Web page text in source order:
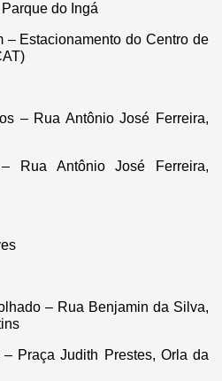
do Ingá
– Estacionamento do Centro de
– Rua Antônio José Ferreira,
Rua Antônio José Ferreira,
– Rua Benjamin da Silva,
Praça Judith Prestes, Orla da